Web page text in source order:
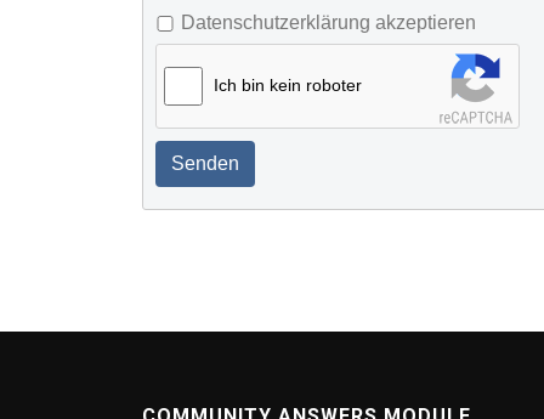
Datenschutzerklärung akzeptieren
Ich bin kein roboter
Senden